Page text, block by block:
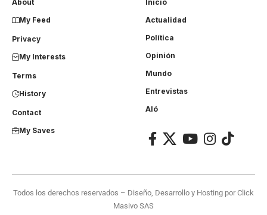
About
My Feed
Privacy
My Interests
Terms
History
Contact
My Saves
Inicio
Actualidad
Política
Opinión
Mundo
Entrevistas
Aló
Todos los derechos reservados – Diseño, Desarrollo y Hosting porClick
Masivo SAS